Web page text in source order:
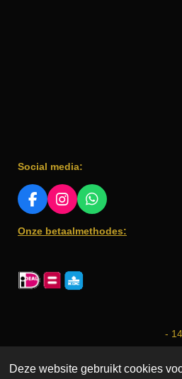
Deze website gebruikt cookies
Social media:
F
A
C
O
O
I
N
S
G
R
W
H
A
Onze betaalmethodes:
-
Copyright © 2025 Incense &